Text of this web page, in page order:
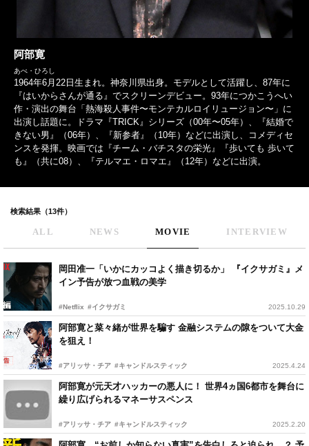
阿部寛
あべ・ひろし
1964年6月22日生まれ。神奈川県出身。モデルとして活躍し、87年に
『はいからさんが通る』でスクリーンデビュー。93年につかこうへい
作・演出の舞台「熱海殺人事件〜モンテカルロイリュージョン〜」に
出演し話題に。ドラマ『TRICK』シリーズ（00年〜05年）、『結婚で
きない男』（06年）、『新参者』（10年）などに出演し、コメディセ
ンスを発揮。映画では『チーム・バチスタの栄光』『歩いても 歩いて
も』（共に08）、『テルマエ・ロマエ』（12年）などに出演。
検索結果（13件）
ALL NEWS MOVIE INTERVIEW
岡田准一「いかにカッコよく描き切るか」 『イクサガミ』メ
イン予告が放つ血戦の美学
#Netflix #イクサガミ 2025.10.29
阿部寛と菜々緒が世界を騙す 金融システムの隙をついて大金
を狙え！
#アリッサ・チア #キャンドルスティック 2025.4.24
阿部寛が元天才ハッカーの悪人に！ 世界4ヵ国6都市を舞台に
繰り広げられるマネーサスペンス
#アリッサ・チア #キャンドルスティック 2025.2.20